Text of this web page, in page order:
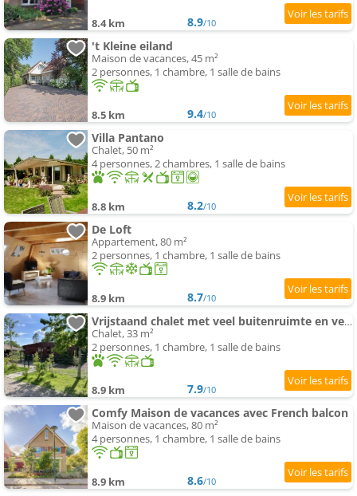
8.4 km 8.9/10
't Kleine eiland
Maison de vacances, 45 m²
2 personnes, 1 chambre, 1 salle de bains
8.5 km 9.4/10
Villa Pantano
Chalet, 50 m²
4 personnes, 2 chambres, 1 salle de bains
8.8 km 8.2/10
De Loft
Appartement, 80 m²
2 personnes, 1 chambre, 1 salle de bains
8.9 km 8.7/10
Vrijstaand chalet met veel buitenruimte en veranda
Chalet, 33 m²
2 personnes, 1 chambre, 1 salle de bains
8.9 km 7.9/10
Comfy Maison de vacances avec French balcon
Maison de vacances, 80 m²
4 personnes, 1 chambre, 1 salle de bains
8.9 km 8.6/10